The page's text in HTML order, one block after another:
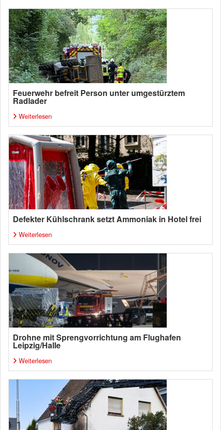
Feuerwehr befreit Person unter umgestürztem
Radlader
Weiterlesen
Defekter Kühlschrank setzt Ammoniak in Hotel frei
Weiterlesen
Drohne mit Sprengvorrichtung am Flughafen
Leipzig/Halle
Weiterlesen